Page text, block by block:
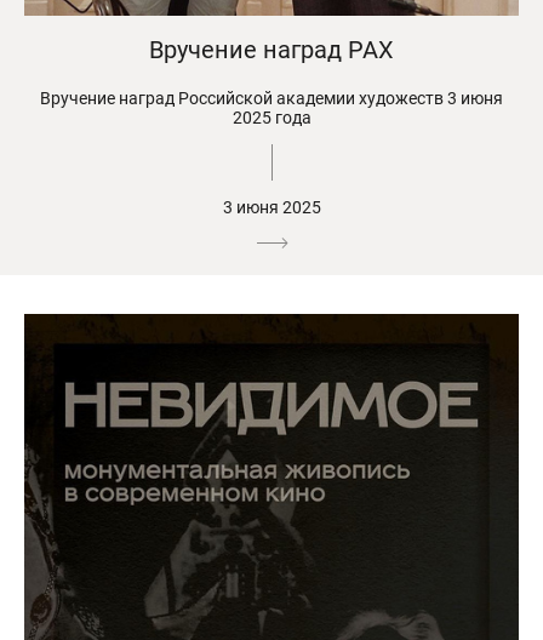
Вручение наград РАХ
Вручение наград Российской академии художеств 3 июня
2025 года
3 июня 2025